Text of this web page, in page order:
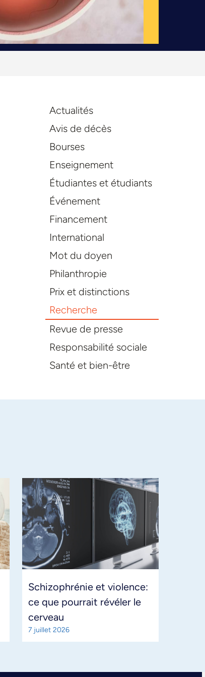
Actualités
Avis de décès
Bourses
Enseignement
Étudiantes et étudiants
Événement
Financement
International
Mot du doyen
Philanthropie
Prix et distinctions
Recherche
Revue de presse
Responsabilité sociale
Santé et bien-être
Schizophrénie et violence:
ce que pourrait révéler le
cerveau
7 juillet 2026